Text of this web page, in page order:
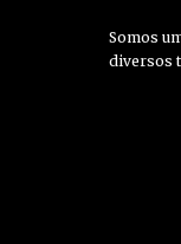
Somos
diversos